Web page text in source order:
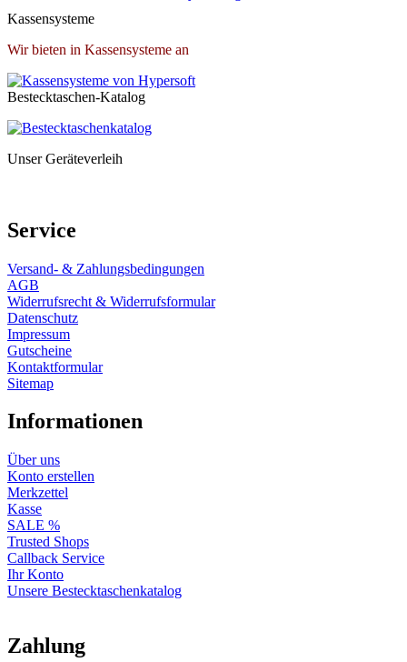
Kassensysteme
Wir bieten in Kassensysteme an
Bestecktaschen-Katalog
Unser Geräteverleih
Service
Versand- & Zahlungsbedingungen
AGB
Widerrufsrecht & Widerrufsformular
Datenschutz
Impressum
Gutscheine
Kontaktformular
Sitemap
Informationen
Über uns
Konto erstellen
Merkzettel
Kasse
SALE %
Trusted Shops
Callback Service
Ihr Konto
Unsere Bestecktaschenkatalog
Zahlung